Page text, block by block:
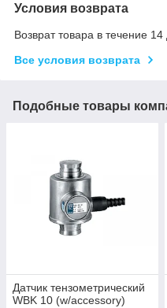
Условия возврата
Возврат товара в течение
Все условия возврата
Подобные товары
Датчик тензометрический
WBK 10 (w/accessory)